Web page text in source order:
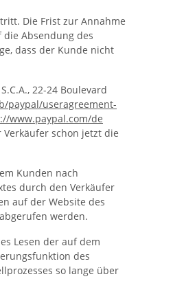
Die Frist zur Annahme
Absendung des
dass der Kunde nicht
22-24 Boulevard
/paypal/useragreement-
www.paypal.com/de
schon jetzt die
Kunden nach
durch den Verkäufer
auf der Website des
werden.
Lesen der auf dem
des
so lange über